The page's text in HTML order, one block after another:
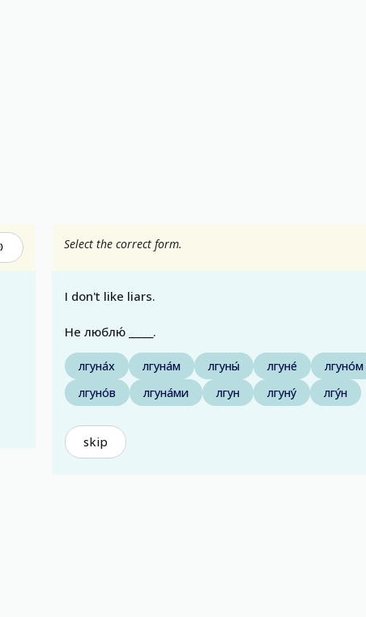
Select the correct form.
I don't like liars.
Не люблю́ _____.
лгуна́х лгуна́м лгуны́ лгуне́
лгуно́м
лгуно́в
лгуна́ми лгун лгуну́ лгу́н
skip